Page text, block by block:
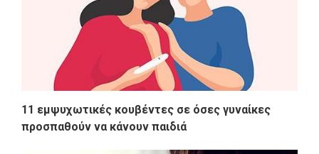
11 εμψυχωτικές κουβέντες σε όσες γυναίκες
προσπαθούν να κάνουν παιδιά